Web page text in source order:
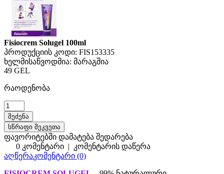
Fisiocrem Solugel 100ml
პროდუქციის კოდი: FIS153335
ხელმისაწვოდმია: მარაგშია
49 GEL
რაოდენობა
სწრაფი შეკვეთა
ფავორიტებში დამატება შედარება
0 კომენტარი | კომენტარის დაწერა
აღწერაკომენტარი (0)